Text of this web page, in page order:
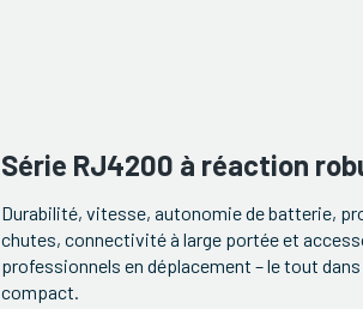
Série RJ4200 à réaction
Durabilité, vitesse, autonomie de batterie,
chutes, connectivité à large portée et
professionnels en déplacement – le tout
compact.